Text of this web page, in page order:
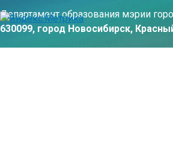
Департамент образования мэрии
630099, город Новосибирск,